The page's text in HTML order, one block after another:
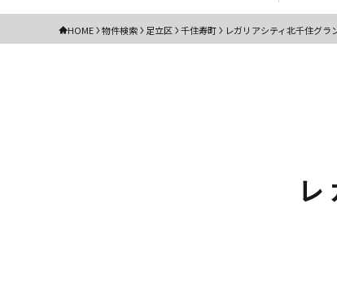
HOME 物件検索 足立区 千住寿町 レガリアシティ北千住グラ